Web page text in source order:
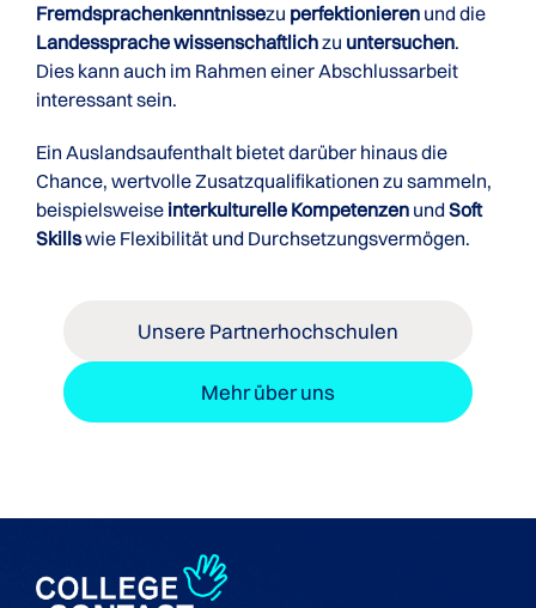
Fremdsprachenkenntnissezu perfektionieren und die
Landessprache wissenschaftlichzu untersuchen.
Dies kann auch im Rahmen einer Abschlussarbeit
interessant sein.
Ein Auslandsaufenthalt bietet darüber hinaus die
Chance, wertvolle Zusatzqualifikationen zu sammeln,
beispielsweise interkulturelle Kompetenzen und Soft
Skillswie Flexibilität und Durchsetzungsvermögen.
Unsere Partnerhochschulen
Mehr über uns